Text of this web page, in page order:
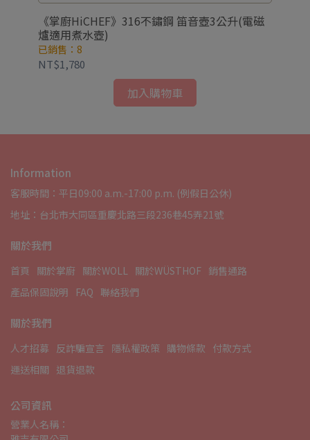
《掌廚HiCHEF》316不鏽鋼 笛音壺3公升(電磁
爐適用煮水壺)
已銷售：8
NT$1,780
加入購物車
Information
客服時間：平日09:00 a.m.-17:00 p.m. (例假日公休)
地址：台北市大同區重慶北路三段236巷45弄21號
關於我們
首頁 關於掌廚 關於WOLL 關於WÜSTHOF 銷售通路
產品保固說明
FAQ 聯絡我們
關於我們
人才招募 反詐騙宣言 隱私權政策 購物條款 付款方式
運送相關 退貨退款
公司資訊
營業人名稱：